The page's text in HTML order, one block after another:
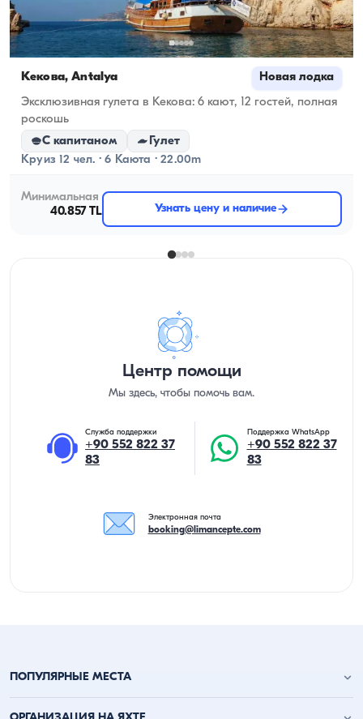
Кекова, Antalya Новая лодка
Эксклюзивная гулета в Кекова: 6 кают, 12 гостей, полная
роскошь
С капитаном
Гулет
Круиз 12 чел. · 6 Каюта · 22.00m
Минимальная
40.857 TL
Узнать цену и наличие
Центр помощи
Мы здесь, чтобы помочь вам.
Служба поддержки
+90 552 822 37
83
Поддержка WhatsApp
+90 552 822 37
83
Электронная почта
booking@limancepte.com
ПОПУЛЯРНЫЕ МЕСТА
Анталья аренда яхт